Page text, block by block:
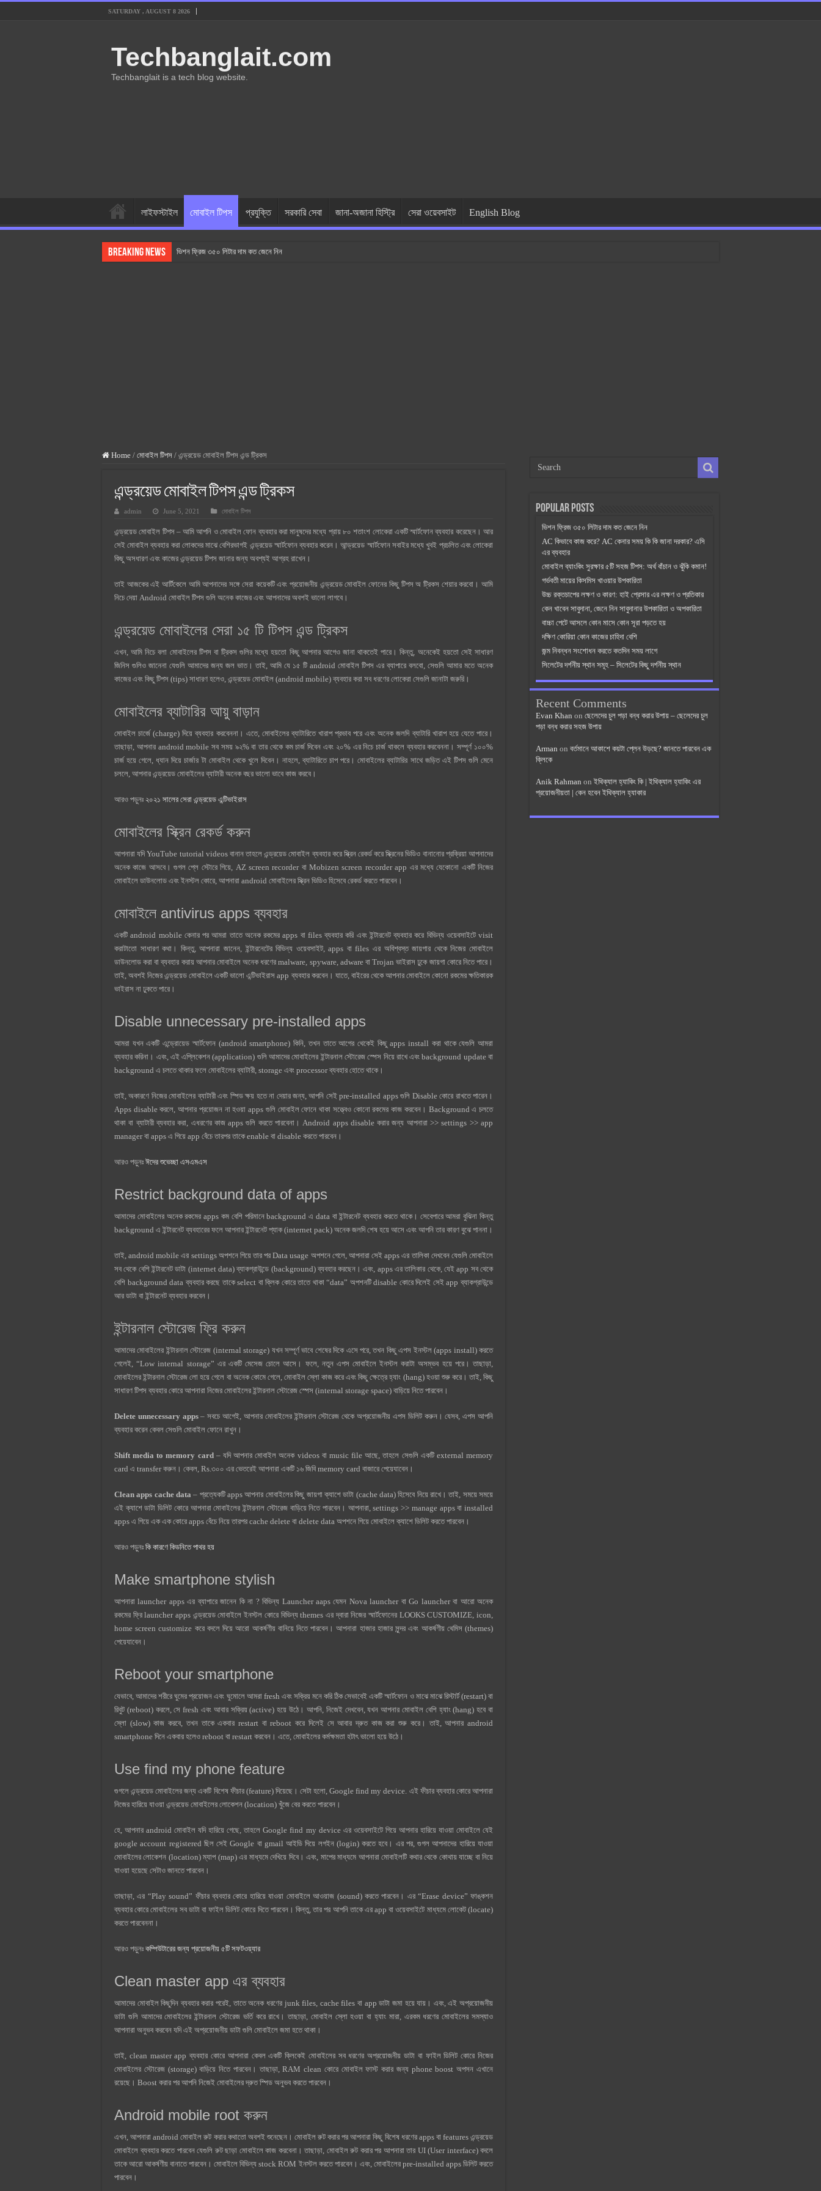
SATURDAY , AUGUST 8 2026
Techbanglait.com
Techbanglait is a tech blog website.
লাইফস্টাইল মোবাইল টিপস প্রযুক্তি সরকারি সেবা জানা-অজানা হিস্ট্রি সেরা ওয়েবসাইট English Blog
Breaking News ভিশন ফ্রিজ ৩৫০ লিটার দাম কত জেনে নিন
Home / মোবাইল টিপস / এন্ড্রয়েড মোবাইল টিপস এন্ড ট্রিকস
এন্ড্রয়েড মোবাইল টিপস এন্ড ট্রিকস
admin June 5, 2021 মোবাইল টিপস
এন্ড্রয়েড মোবাইল টিপস – আমি আপনি ও মোবাইল ফোন ব্যবহার করা মানুষদের মধ্যে প্রায় ৮০ শতাংশ লোকেরা একটি স্মার্টফোন ব্যবহার করেছেন। আর
সেই মোবাইল ব্যবহার করা লোকদের মাঝে বেশিরভাগই এন্ড্রয়েড স্মার্টফোন ব্যবহার করেন। আন্ড্রয়েড স্মার্টফোন সবাইর মধ্যে খুবই প্রচলিত এবং লোকেরা
কিছু অসধারণ এবং কাজের এন্ড্রয়েড টিপস জানার জন্য অবশ্যই আগ্রহ রাখেন।
তাই আজকের এই আর্টিকেলে আমি আপনাদের সঙ্গে সেরা কয়েকটি এবং প্রয়োজনীয় এন্ড্রয়েড মোবাইল ফোনের কিছু টিপস অ ট্রিকস শেয়ার করবো। আমি
নিচে দেয়া Android মোবাইল টিপস গুলি অনেক কাজের এবং আপনাদের অবশই ভালো লাগবে।
এন্ড্রয়েড মোবাইলের সেরা ১৫ টি টিপস এন্ড ট্রিকস
এখন, আমি নিচে বলা মোবাইলের টিপস বা ট্রিকস গুলির মধ্যে হয়তো কিছু আপনার আগেও জানা থাকতেই পারে। কিন্তু, অনেকেই হয়তো সেই সাধারণ
জিনিস গুলিও জানেনা যেগুলি আমাদের জন্য জল ভাত। তাই, আমি যে ১৫ টি android মোবাইল টিপস এর ব্যাপারে বলবো, সেগুলি আমার মতে অনেক
কাজের এবং কিছু টিপস (tips) সাধারণ হলেও, এন্ড্রয়েড মোবাইল (android mobile) ব্যবহার করা সব ধরণের লোকেরা সেগুলি জানাটা জরুরি।
মোবাইলের ব্যাটারির আয়ু বাড়ান
মোবাইল চার্জে (charge) দিয়ে ব্যবহার করবেননা। এতে, মোবাইলের ব্যাটারিতে খারাপ প্রভাব পরে এবং অনেক জলদি ব্যাটারি খারাপ হয়ে যেতে পারে।
তাছাড়া, আপনার android mobile সব সময় ৯২% বা তার থেকে কম চার্জ দিবেন এবং ২০% এর নিচে চার্জ থাকলে ব্যবহার করবেননা। সম্পূর্ণ ১০০%
চার্জ হয়ে গেলে, ধ্যান দিয়ে চার্জার টা মোবাইল থেকে খুলে দিবেন। নাহলে, ব্যাটারিতে চাপ পরে। মোবাইলের ব্যাটারির সাথে জড়িত এই টিপস গুলি মেনে
চললে, আপনার এন্ড্রয়েড মোবাইলের ব্যাটারী অনেক বছর ভালো ভাবে কাজ করবে।
আরও পড়ুনঃ ২০২১ সালের সেরা এন্ড্রয়েড এন্টিভাইরাস
মোবাইলের স্ক্রিন রেকর্ড করুন
আপনারা যদি YouTube tutorial videos বানান তাহলে এন্ড্রয়েড মোবাইল ব্যবহার করে স্ক্রিন রেকর্ড করে স্ক্রিনের ভিডিও বানানোর প্রক্রিয়া আপনাদের
অনেক কাজে আসবে। গুগল প্লে স্টোরে গিয়ে, AZ screen recorder বা Mobizen screen recorder app এর মধ্যে যেকোনো একটি নিজের
মোবাইলে ডাউনলোড এবং ইনস্টল কোরে, আপনারা android মোবাইলের স্ক্রিন ভিডিও হিসেবে রেকর্ড করতে পারবেন।
মোবাইলে antivirus apps ব্যবহার
একটি android mobile কেনার পর আমরা তাতে অনেক রকমের apps বা files ব্যবহার করি এবং ইন্টারনেট ব্যবহার করে বিভিন্য ওয়েবসাইটে visit
করাটাতো সাধারণ কথা। কিন্তু, আপনারা জানেন, ইন্টারনেটের বিভিন্য ওয়েবসাইট, apps বা files এর অবিশ্বস্ত জায়গার থেকে নিজের মোবাইলে
ডাউনলোড করা বা ব্যবহার করায় আপনার মোবাইলে অনেক ধরণের malware, spyware, adware বা Trojan ভাইরাস ঢুকে জায়গা কোরে নিতে পারে।
তাই, অবশই নিজের এন্ড্রয়েড মোবাইলে একটি ভালো এন্টিভাইরাস app ব্যবহার করবেন। যাতে, বাইরের থেকে আপনার মোবাইলে কোনো রকমের ক্ষতিকারক
ভাইরাস না ঢুকতে পারে।
Disable unnecessary pre-installed apps
আমরা যখন একটি এন্ড্রোয়েড স্মার্টফোন (android smartphone) কিনি, তখন তাতে আগের থেকেই কিছু apps install করা থাকে যেগুলি আমরা
ব্যবহার করিনা। এবং, এই এপ্লিকেশন (application) গুলি আমাদের মোবাইলের ইন্টারনাল স্টোরেজ স্পেস নিয়ে রাখে এবং background update বা
background এ চলতে থাকার ফলে মোবাইলের ব্যাটারী, storage এবং processor ব্যবহার হোতে থাকে।
তাই, অকারণে নিজের মোবাইলের ব্যাটারী এবং স্পিড ক্ষয় হতে না দেয়ার জন্য, আপনি সেই pre-installed apps গুলি Disable কোরে রাখতে পারেন।
Apps disable করলে, আপনার প্রয়োজন না হওয়া apps গুলি মোবাইল ফোনে থাকা সত্ত্বেও কোনো রকমের কাজ করবেন। Background এ চলতে
থাকা বা ব্যাটারী ব্যবহার করা, এধরণের কাজ apps গুলি করতে পারবেনা। Android apps disable করার জন্য আপনারা >> settings >> app
manager বা apps এ গিয়ে app বেঁচে তারপর তাকে enable বা disable করতে পারবেন।
আরও পড়ুনঃ ঈদের শুভেচ্ছা এসএমএস
Restrict background data of apps
আমাদের মোবাইলের অনেক রকমের apps কম বেশি পরিমানে background এ data বা ইন্টারনেট ব্যবহার করতে থাকে। সেবেপারে আমরা বুঝিনা কিন্তু
background এ ইন্টারনেট ব্যবহারের ফলে আপনার ইন্টারনেট প্যাক (internet pack) অনেক জলদি শেষ হয়ে আসে এবং আপনি তার কারণ বুঝে পাননা।
তাই, android mobile এর settings অপশনে গিয়ে তার পর Data usage অপশনে গেলে, আপনারা সেই apps এর তালিকা দেখবেন যেগুলি মোবাইলে
সব থেকে বেশি ইন্টারনেট ডাটা (internet data) ব্যাকগ্রাউন্ডে (background) ব্যবহার করছেন। এবং, apps এর তালিকার থেকে, যেই app সব থেকে
বেশি background data ব্যবহার করছে তাকে select বা ক্লিক কোরে তাতে থাকা “data” অপশনটি disable কোরে দিলেই সেই app ব্যাকগ্রাউন্ডে
আর ডাটা বা ইন্টারনেট ব্যবহার করবেন।
ইন্টারনাল স্টোরেজ ফ্রি করুন
আমাদের মোবাইলের ইন্টারনাল স্টোরেজ (internal storage) যখন সম্পূর্ণ ভাবে শেষের দিকে এসে পরে, তখন কিছু এপস ইনস্টল (apps install) করতে
গেলেই, “Low internal storage” এর একটি মেসেজ চোলে আসে। ফলে, নতুন এপস মোবাইলে ইনস্টল করাটা অসম্ভব হয়ে পরে। তাছাড়া,
মোবাইলের ইন্টারনাল স্টোরেজ লো হয়ে গেলে বা অনেক কোমে গেলে, মোবাইল স্লো কাজ করে এবং কিছু ক্ষেত্রে হ্যাং (hang) হওয়া শুরু করে। তাই, কিছু
সাধারণ টিপস ব্যবহার কোরে আপনারা নিজের মোবাইলের ইন্টারনাল স্টোরেজ স্পেস (internal storage space) বাড়িয়ে নিতে পারবেন।
Delete unnecessary apps– সবচে আগেই, আপনার মোবাইলের ইন্টারনাল স্টোরেজ থেকে অপ্রয়োজনীয় এপস ডিলিট করুন। যেসব, এপস আপনি
ব্যবহার করেন কেবল সেগুলি মোবাইল ফোনে রাখুন।
Shift media to memory card – যদি আপনার মোবাইল অনেক videos বা music file আছে, তাহলে সেগুলি একটি external memory
card এ transfer করুন। কেবল, Rs.৩০০ এর ভেতরেই আপনারা একটি ১৬ জিবি memory card বাজারে পেয়েযাবেন।
Clean apps cache data – প্রত্যেকটি apps আপনার মোবাইলের কিছু জায়গা ক্যাশে ডাটা (cache data) হিসেবে নিয়ে রাখে। তাই, সময়ে সময়ে
এই ক্যাশে ডাটা ডিলিট কোরে আপনারা মোবাইলের ইন্টারনাল স্টোরেজ বাড়িয়ে নিতে পারবেন। আপনারা, settings >> manage apps বা installed
apps এ গিয়ে এক এক কোরে apps বেঁচে নিয়ে তারপর cache delete বা delete data অপশনে গিয়ে মোবাইলে ক্যাশে ডিলিট করতে পারবেন।
আরও পড়ুনঃ কি কারণে কিডনিতে পাথর হয়
Make smartphone stylish
আপনারা launcher apps এর ব্যাপারে জানেন কি না ? বিভিন্য Launcher aaps যেমন Nova launcher বা Go launcher বা আরো অনেক
রকমের ফ্রি launcher apps এন্ড্রয়েড মোবাইলে ইনস্টল কোরে বিভিন্য themes এর দ্বারা নিজের স্মার্টফোনের LOOKS CUSTOMIZE, icon,
home screen customize করে বদলে দিয়ে আরো আকর্ষণীয় বানিয়ে নিতে পারবেন। আপনারা হাজার হাজার সুন্দর এবং আকর্ষণীয় থেমিস (themes)
পেয়েযাবেন।
Reboot your smartphone
যেভাবে, আমাদের শরীরে ঘুমের প্রয়োজন এবং ঘুমোলে আমরা fresh এবং সক্রিয় মনে করি ঠিক সেভাবেই একটি স্মার্টফোন ও মাঝে মাঝে রিস্টার্ট (restart) বা
রিবুট (reboot) করলে, সে fresh এবং আবার সক্রিয় (active) হয়ে উঠে। আপনি, নিজেই দেখবেন, যখন আপনার মোবাইল বেশি হ্যাং (hang) হবে বা
স্লো (slow) কাজ করবে, তখন তাকে একবার restart বা reboot করে দিলেই সে আবার দ্রুত কাজ করা শুরু করে। তাই, আপনার android
smartphone দিনে একবার হলেও reboot বা restart করবেন। এতে, মোবাইলের কর্মক্ষমতা হটাৎ ভালো হয়ে উঠে।
Use find my phone feature
গুগলে এন্ড্রয়েড মোবাইলের জন্য একটি বিশেষ ফীচার (feature) দিয়েছে। সেটা হলো, Google find my device. এই ফীচার ব্যবহার কোরে আপনারা
নিজের হারিয়ে যাওয়া এন্ড্রয়েড মোবাইলের লোকেশন (location) খুঁজে বের করতে পারবেন।
হে, আপনার android মোবাইল যদি হারিয়ে গেছে, তাহলে Google find my device এর ওয়েবসাইটে গিয়ে আপনার হারিয়ে যাওয়া মোবাইলে যেই
google account registered ছিল সেই Google বা gmail আইডি দিয়ে লগইন (login) করতে হবে। এর পর, গুগল আপনাদের হারিয়ে যাওয়া
মোবাইলের লোকেশন (location) ম্যাপ (map) এর মাধ্যমে দেখিয়ে দিবে। এবং, মাপের মাধ্যমে আপনারা মোবাইলটি কথার থেকে কোথায় যাচ্ছে বা নিয়ে
যাওয়া হয়েছে সেটাও জানতে পারবেন।
তাছাড়া, এর “Play sound” ফীচার ব্যবহার কোরে হারিয়ে যাওয়া মোবাইলে আওয়াজ (sound) করতে পারবেন। এর “Erase device” ফাঙ্কশন
ব্যবহার কোরে মোবাইলের সব ডাটা বা ফাইল ডিলিট কোরে দিতে পারবেন। কিন্তু, তার পর আপনি তাকে এর app বা ওয়েবসাইটে মাধ্যমে লোকেট (locate)
করতে পারবেননা।
আরও পড়ুনঃ কম্পিউটারের জন্য প্রয়োজনীয় ৫টি সফটওয়্যার
Clean master app এর ব্যবহার
আমাদের মোবাইল কিছুদিন ব্যবহার করার পরেই, তাতে অনেক ধরণের junk files, cache files বা app ডাটা জমা হয়ে যায়। এবং, এই অপ্রয়োজনীয়
ডাটা গুলি আমাদের মোবাইলের ইন্টারনাল স্টোরেজ ভর্তি করে রাখে। তাছাড়া, মোবাইল স্লো হওয়া বা হ্যাং মারা, এরকম ধরণের মোবাইলের সমস্যাও
আপনারা অনুভব করবেন যদি এই অপ্রয়োজনীয় ডাটা গুলি মোবাইলে জমা হতে থাকা।
তাই, clean master app ব্যবহার কোরে আপনারা কেবল একটি ক্লিকেই মোবাইলের সব ধরণের অপ্রয়োজনীয় ডাটা বা ফাইল ডিলিট কোরে নিজের
মোবাইলের স্টোরেজ (storage) বাড়িয়ে নিতে পারবেন। তাছাড়া, RAM clean কোরে মোবাইল ফাস্ট করার জন্য phone boost অপসন এখানে
রয়েছে। Boost করার পর আপনি নিজেই মোবাইলের দ্রুত স্পিড অনুভব করতে পারবেন।
Android mobile root করুন
এখন, আপনারা android মোবাইল রুট করার কথাতো অবশই শুনেছেন। মোবাইল রুট করার পর আপনারা কিছু বিশেষ ধরণের apps বা features এন্ড্রয়েড
মোবাইলে ব্যবহার করতে পারবেন যেগুলি রুট ছাড়া মোবাইলে কাজ করবেনা। তাছাড়া, মোবাইল রুট করার পর আপনারা তার UI (User interface) বদলে
তাকে আরো আকর্ষণীয় বানাতে পারবেন। মোবাইলে বিভিন্য stock ROM ইনস্টল করতে পারবেন। এবং, মোবাইলের pre-installed apps ডিলিট করতে
পারবেন।
Popular Posts
ভিশন ফ্রিজ ৩৫০ লিটার দাম কত জেনে নিন
AC কিভাবে কাজ করে? AC কেনার সময় কি কি জানা দরকার? এসি
এর ব্যবহার
মোবাইল ব্যাংকিং সুরক্ষার ৫টি সহজ টিপস: অর্থ বাঁচান ও ঝুঁকি কমান!
গর্ভবতী মায়ের কিসমিস খাওয়ার উপকারিতা
উচ্চ রক্তচাপের লক্ষণ ও কারণ: হাই প্রেসার এর লক্ষণ ও প্রতিকার
কেন খাবেন সাবুদানা, জেনে নিন সাবুদানার উপকারিতা ও অপকারিতা
বাচ্চা পেটে আসলে কোন মাসে কোন সূরা পড়তে হয়
দক্ষিণ কোরিয়া কোন কাজের চাহিদা বেশি
জন্ম নিবন্ধন সংশোধন করতে কতদিন সময় লাগে
সিলেটের দর্শনীয় স্থান সমূহ – সিলেটের কিছু দর্শনীয় স্থান
Recent Comments
Evan Khan on ছেলেদের চুল পড়া বন্ধ করার উপায় – ছেলেদের চুল
পড়া বন্ধ করার সহজ উপায়
Arman on বর্তমানে আকাশে কয়টা প্লেন উড়ছে? জানতে পারবেন এক
ক্লিকে
Anik Rahman on ইথিক্যাল হ্যাকিং কি | ইথিক্যাল হ্যাকিং এর
প্রয়োজনীয়তা | কেন হবেন ইথিক্যাল হ্যাকার